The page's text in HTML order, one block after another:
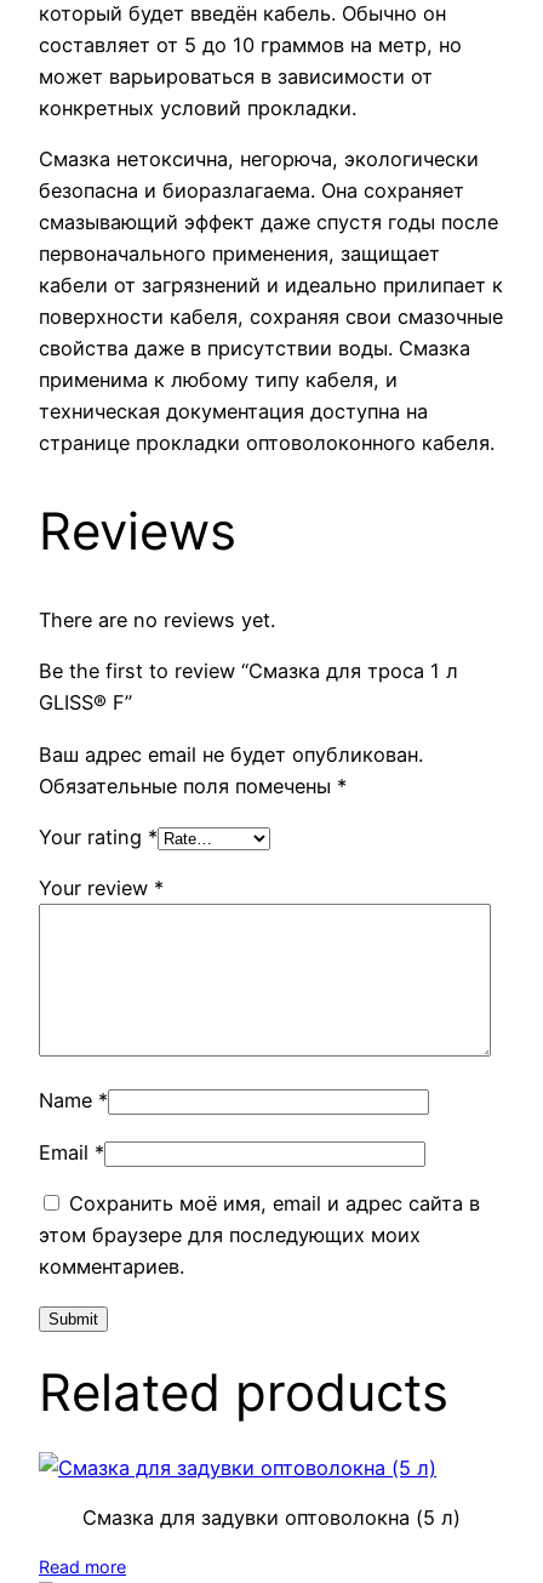
который будет введён кабель. Обычно он
составляет от 5 до 10 граммов на метр, но
может варьироваться в зависимости от
конкретных условий прокладки.
Смазка нетоксична, негорюча, экологически
безопасна и биоразлагаема. Она сохраняет
смазывающий эффект даже спустя годы после
первоначального применения, защищает
кабели от загрязнений и идеально прилипает к
поверхности кабеля, сохраняя свои смазочные
свойства даже в присутствии воды. Смазка
применима к любому типу кабеля, и
техническая документация доступна на
странице прокладки оптоволоконного кабеля.
Reviews
There are no reviews yet.
Be the first to review “Смазка для троса 1 л
GLISS® F”
Ваш адрес email не будет опубликован.
Обязательные поля помечены *
Your rating *
Your review *
Name *
Email *
Сохранить моё имя, email и адрес сайта в
этом браузере для последующих моих
комментариев.
Related products
Смазка для задувки оптоволокна (5 л)
Read more